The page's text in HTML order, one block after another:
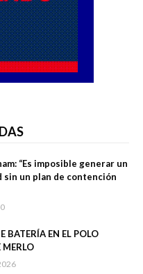
“Es imposible generar un
sin un plan de contención
BATERÍA EN EL POLO